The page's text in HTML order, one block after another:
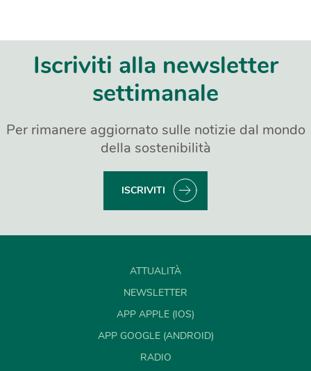
Iscriviti alla newsletter
settimanale
Per rimanere aggiornato sulle notizie dal mondo
della sostenibilità
ISCRIVITI
ATTUALITÀ
NEWSLETTER
APP APPLE (IOS)
APP GOOGLE (ANDROID)
RADIO